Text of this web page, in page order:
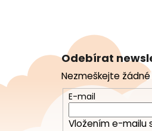
a
Odebírat
Nezmeškejte
E-mail
Vložením e-mailu